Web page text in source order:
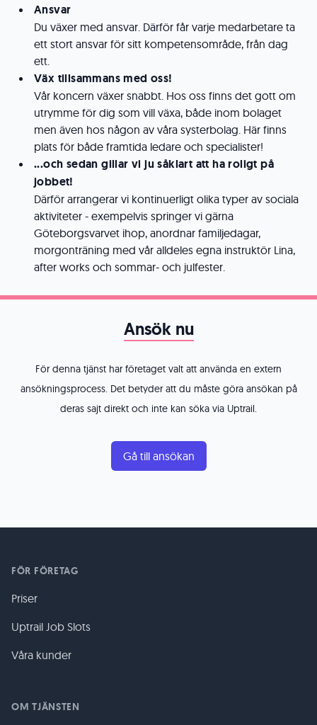
Ansvar
Du växer med ansvar. Därför får varje medarbetare ta
ett stort ansvar för sitt kompetensområde, från dag
ett.
Väx tillsammans med oss!
Vår koncern växer snabbt. Hos oss finns det gott om
utrymme för dig som vill växa, både inom bolaget
men även hos någon av våra systerbolag. Här finns
plats för både framtida ledare och specialister!
...och sedan gillar vi ju såklart att ha roligt på
jobbet!
Därför arrangerar vi kontinuerligt olika typer av sociala
aktiviteter - exempelvis springer vi gärna
Göteborgsvarvet ihop, anordnar familjedagar,
morgonträning med vår alldeles egna instruktör Lina,
after works och sommar- och julfester.
Ansök nu
För denna tjänst har företaget valt att använda en extern
ansökningsprocess. Det betyder att du måste göra ansökan på
deras sajt direkt och inte kan söka via Uptrail.
Gå till ansökan
FÖR FÖRETAG
Priser
Uptrail Job Slots
Våra kunder
OM TJÄNSTEN